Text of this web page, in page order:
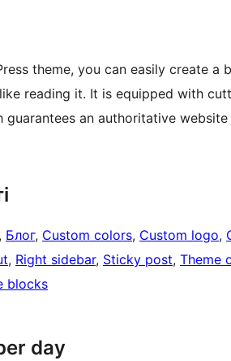
theme, you can easily create
reading it. It is equipped with
guarantees an authoritative website
, Блог, Custom colors, Custom logo,
, Right sidebar, Sticky post, Theme
blocks
day